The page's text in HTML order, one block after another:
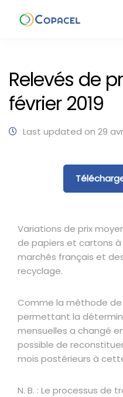
Relevés de
février 2019
Last updated on 29
Variations de prix
de papiers et cartons
marchés français et
recyclage.
Comme la méthode de
permettant la
mensuelles a changé
possible de
mois postérieurs à
N. B. : Le processus de